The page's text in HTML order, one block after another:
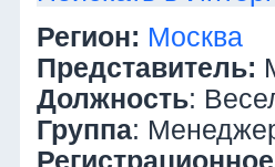
Регион: Москва
Представитель:
Должность:
Группа: